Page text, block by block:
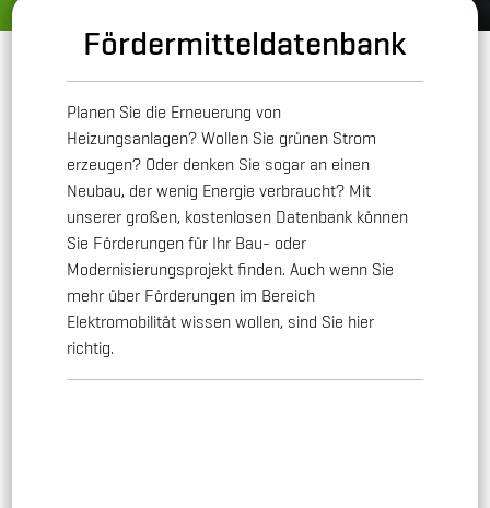
Fördermitteldatenbank
Planen Sie die Erneuerung von
Heizungsanlagen? Wollen Sie grünen Strom
erzeugen? Oder denken Sie sogar an einen
Neubau, der wenig Energie verbraucht? Mit
unserer großen, kostenlosen Datenbank können
Sie Förderungen für Ihr Bau- oder
Modernisierungsprojekt finden. Auch wenn Sie
mehr über Förderungen im Bereich
Elektromobilität wissen wollen, sind Sie hier
richtig.